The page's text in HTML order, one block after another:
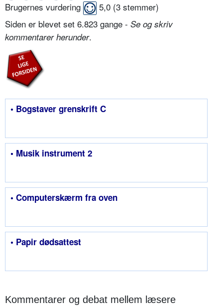
Brugernes vurdering 5,0 (3 stemmer)
Siden er blevet set 6.823 gange - Se og skriv
kommentarer herunder.
• Bogstaver grenskrift C
• Musik instrument 2
• Computerskærm fra oven
• Papir dødsattest
Kommentarer og debat mellem læsere